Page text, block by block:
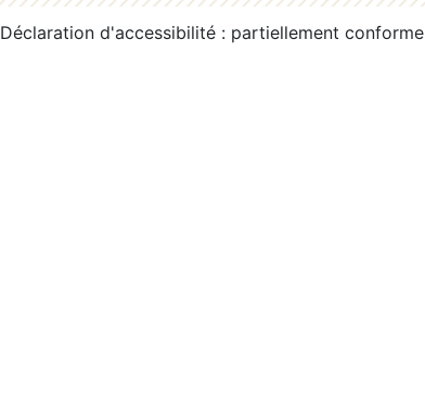
Déclaration d'accessibilité : partiellement conforme